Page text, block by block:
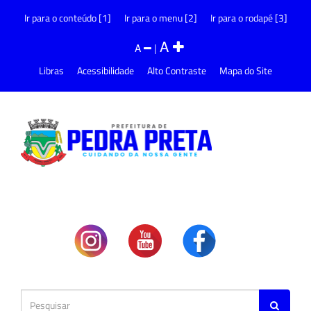
Ir para o conteúdo [1] Ir para o menu [2] Ir para o rodapé [3]
A |A
Libras Acessibilidade Alto Contraste Mapa do Site